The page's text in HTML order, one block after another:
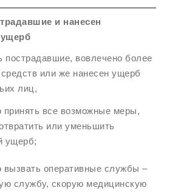
и нанесен
пострадавшие, вовлечено более
или же нанесен ущерб
лиц,
принять все возможные меры,
или уменьшить
ущерб;
вызвать оперативные службы –
службу, скорую медицинскую